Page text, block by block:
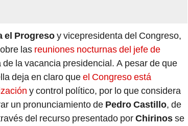
el Progresoy vicepresidenta del Congreso,
las reuniones nocturnas del jefe de
la vacancia presidencial. A pesar de que
deja en claro queel Congreso está
y control político, por lo que considera
un pronunciamiento de Pedro Castillo, de
del recurso presentado porChirinosse